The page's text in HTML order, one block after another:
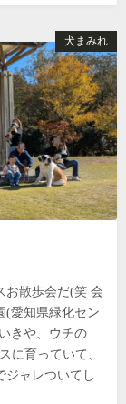
犬まみれ
お散歩会だ(笑 会
(愛知県緑化セン
きや、ウチの
に育っていて、
ジャレついてし